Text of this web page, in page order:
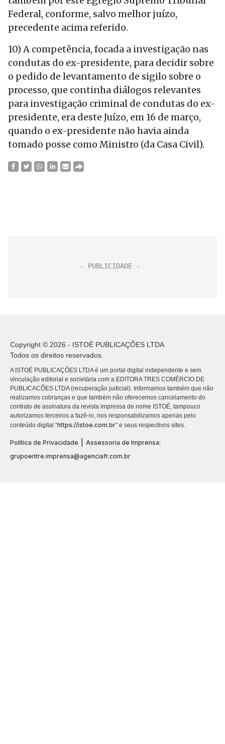
Federal, conforme, salvo melhor juízo,
precedente acima referido.
10) A competência, focada a investigação nas
condutas do ex-presidente, para decidir sobre
o pedido de levantamento de sigilo sobre o
processo, que continha diálogos relevantes
para investigação criminal de condutas do ex-
presidente, era deste Juízo, em 16 de março,
quando o ex-presidente não havia ainda
tomado posse como Ministro (da Casa Civil).
Copyright © 2026 - ISTOÉ PUBLICAÇÕES LTDA
Todos os direitos reservados.
A ISTOÉ PUBLICAÇÕES LTDA é um portal digital independente e sem
vinculação editorial e societária com a EDITORA TRES COMÉRCIO DE
PUBLICACÕES LTDA (recuperação judicial). Informamos também que não
realizamos cobranças e que também não oferecemos cancelamento do
contrato de assinatura da revista impressa de nome ISTOÉ, tampouco
autorizamos terceiros a fazê-lo, nos responsabilizamos apenas pelo
conteúdo digital “https://istoe.com.br” e seus respectivos sites.
Política de Privacidade
Assessoria de Imprensa:
grupoentre.imprensa@agenciafr.com.br